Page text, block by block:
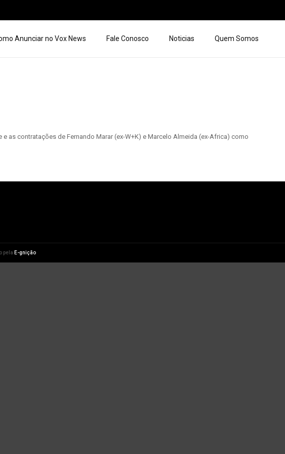
Anunciar no Vox News Fale Conosco Noticias Quem Somos
as contratações de Fernando Marar (ex-W+K) e Marcelo Almeida (ex-Africa) como
pela E-gnição